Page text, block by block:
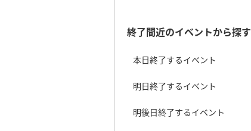
終了間近のイベントから探す
本日終了するイベント
明日終了するイベント
明後日終了するイベント